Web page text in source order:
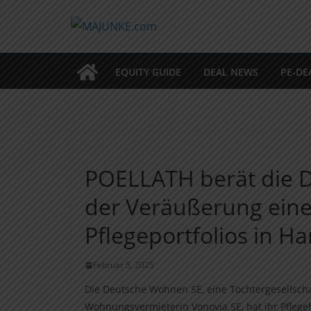
EQUITY GUIDE DEAL NEWS PE-
POELLATH berät die
der Veräußerung
Pflegeportfolios in
Februar 5, 2025
Die Deutsche Wohnen SE, eine
Wohnungsvermieterin Vonovia SE, hat ihr